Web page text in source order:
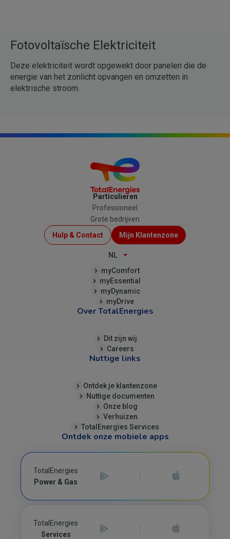
Fotovoltaïsche Elektriciteit
Deze elektriciteit wordt opgewekt door panelen die de
energie van het zonlicht opvangen en omzetten in
elektrische stroom.
Particulieren
Professioneel
Grote bedrijven
Menu
Top
Hulp & Contact Mijn Klantenzone
NL
myComfort
myEssential
myDynamic
myDrive
Over TotalEnergies
Dit zijn wij
Careers
Nuttige links
Ontdek je klantenzone
Nuttige documenten
Onze blog
Verhuizen
TotalEnergies Services
Ontdek onze mobiele apps
TotalEnergies
Power & Gas
TotalEnergies
Services